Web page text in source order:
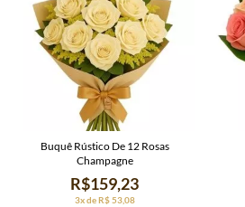
3x de R$ 53,08
R$159,23
Buquê Rústico De 12 Rosas
Champagne